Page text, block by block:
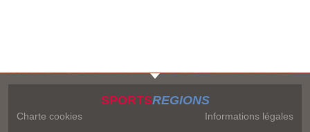
SPORTSREGIONS
Charte cookies
Informations légales